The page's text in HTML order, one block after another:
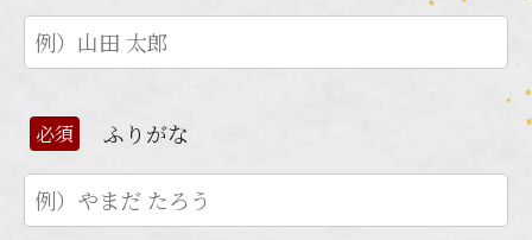
必須 ふりがな